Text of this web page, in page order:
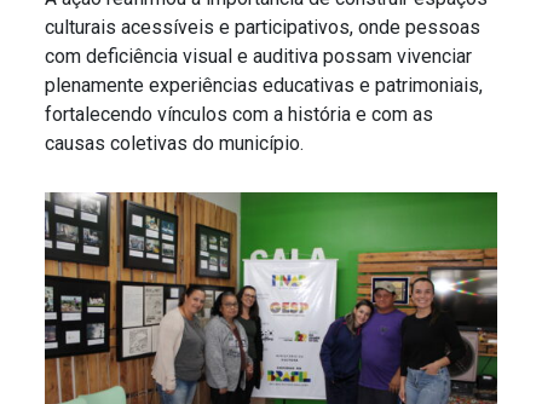
culturais acessíveis e participativos, onde pessoas
com deficiência visual e auditiva possam vivenciar
plenamente experiências educativas e patrimoniais,
fortalecendo vínculos com a história e com as
causas coletivas do município.